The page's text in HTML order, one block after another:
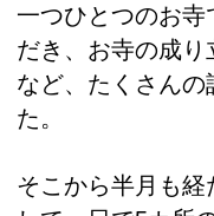
一つひとつのお
だき、お寺の成
など、たくさんの
た。
そこから半月も経